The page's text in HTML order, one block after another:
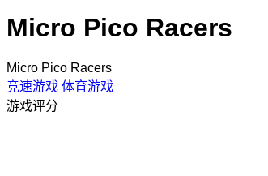
Micro Pico Racers
Micro Pico Racers
竞速游戏 体育游戏
游戏评分